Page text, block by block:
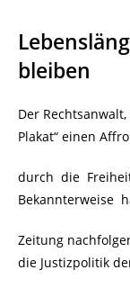
bleiben
Der
Plakat“ einen
durch die
Bekannterweise
Zeitung
die Justizpolitik